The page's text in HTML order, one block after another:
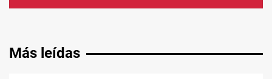
Más leídas